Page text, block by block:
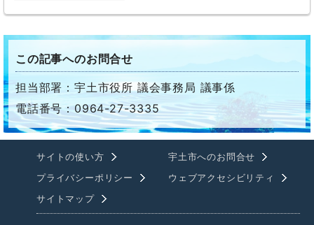
この記事へのお問合せ
担当部署：宇土市役所 議会事務局 議事係
電話番号：0964-27-3335
サイトの使い方
宇土市へのお問合せ
プライバシーポリシー
ウェブアクセシビリティ
サイトマップ